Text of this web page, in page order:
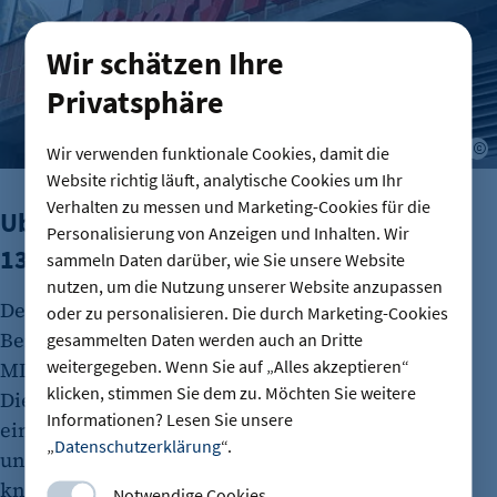
Wir schätzen Ihre
Privatsphäre
Wir verwenden funktionale Cookies, damit die
Website richtig läuft, analytische Cookies um Ihr
Verhalten zu messen und Marketing-Cookies für die
Personalisierung von Anzeigen und Inhalten. Wir
sammeln Daten darüber, wie Sie unsere Website
nutzen, um die Nutzung unserer Website anzupassen
oder zu personalisieren. Die durch Marketing-Cookies
gesammelten Daten werden auch an Dritte
weitergegeben. Wenn Sie auf „Alles akzeptieren“
klicken, stimmen Sie dem zu. Möchten Sie weitere
Informationen? Lesen Sie unsere
„Datenschutzerklärung“.
Uber übernimmt Delivery Hero für rund
13 Milliarden Euro
Der US-Fahrdienstleister Uber übernimmt den
Berliner Essenslieferdienst Delivery Hero. Das im
MDax notierte Unternehmen bestätigte am
Dienstagabend fortgeschrittene Gespräche über
eine Übernahme. Uber bietet 41,50 Euro je Aktie
und bewertet Delivery Hero damit insgesamt mit
knapp 13 Milliarden Euro.